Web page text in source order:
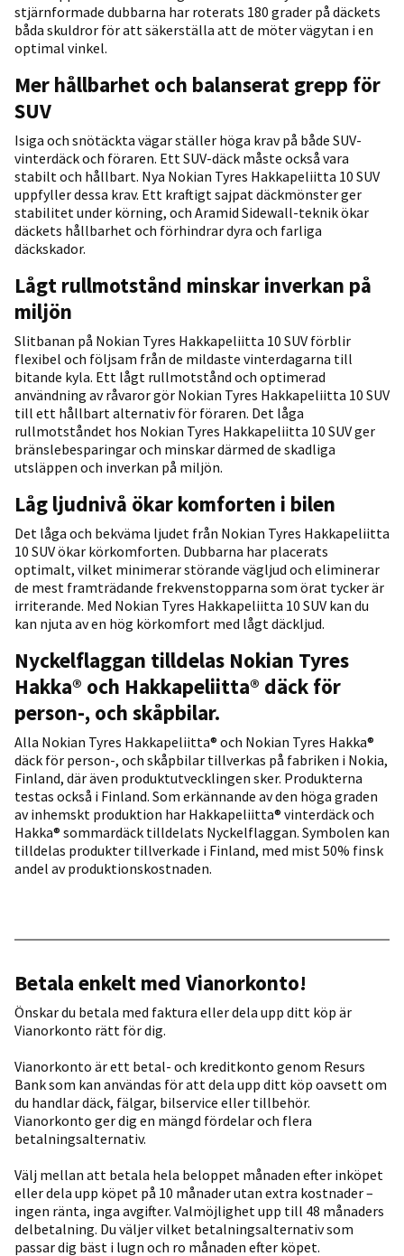
stjärnformade dubbarna har roterats 180 grader på däckets
båda skuldror för att säkerställa att de möter vägytan i en
optimal vinkel.
Mer hållbarhet och balanserat grepp för
SUV
Isiga och snötäckta vägar ställer höga krav på både SUV-
vinterdäck och föraren. Ett SUV-däck måste också vara
stabilt och hållbart. Nya Nokian Tyres Hakkapeliitta 10 SUV
uppfyller dessa krav. Ett kraftigt sajpat däckmönster ger
stabilitet under körning, och Aramid Sidewall-teknik ökar
däckets hållbarhet och förhindrar dyra och farliga
däckskador.
Lågt rullmotstånd minskar inverkan på
miljön
Slitbanan på Nokian Tyres Hakkapeliitta 10 SUV förblir
flexibel och följsam från de mildaste vinterdagarna till
bitande kyla. Ett lågt rullmotstånd och optimerad
användning av råvaror gör Nokian Tyres Hakkapeliitta 10 SUV
till ett hållbart alternativ för föraren. Det låga
rullmotståndet hos Nokian Tyres Hakkapeliitta 10 SUV ger
bränslebesparingar och minskar därmed de skadliga
utsläppen och inverkan på miljön.
Låg ljudnivå ökar komforten i bilen
Det låga och bekväma ljudet från Nokian Tyres Hakkapeliitta
10 SUV ökar körkomforten. Dubbarna har placerats
optimalt, vilket minimerar störande vägljud och eliminerar
de mest framträdande frekvenstopparna som örat tycker är
irriterande. Med Nokian Tyres Hakkapeliitta 10 SUV kan du
kan njuta av en hög körkomfort med lågt däckljud.
Nyckelflaggan tilldelas Nokian Tyres
Hakka® och Hakkapeliitta® däck för
person-, och skåpbilar.
Alla Nokian Tyres Hakkapeliitta® och Nokian Tyres Hakka®
däck för person-, och skåpbilar tillverkas på fabriken i Nokia,
Finland, där även produktutvecklingen sker. Produkterna
testas också i Finland. Som erkännande av den höga graden
av inhemskt produktion har Hakkapeliitta® vinterdäck och
Hakka® sommardäck tilldelats Nyckelflaggan. Symbolen kan
tilldelas produkter tillverkade i Finland, med mist 50% finsk
andel av produktionskostnaden.
Betala enkelt med Vianorkonto!
Önskar du betala med faktura eller dela upp ditt köp är
Vianorkonto rätt för dig.
Vianorkonto är ett betal- och kreditkonto genom Resurs
Bank som kan användas för att dela upp ditt köp oavsett om
du handlar däck, fälgar, bilservice eller tillbehör.
Vianorkonto ger dig en mängd fördelar och flera
betalningsalternativ.
Välj mellan att betala hela beloppet månaden efter inköpet
eller dela upp köpet på 10 månader utan extra kostnader –
ingen ränta, inga avgifter. Valmöjlighet upp till 48 månaders
delbetalning. Du väljer vilket betalningsalternativ som
passar dig bäst i lugn och ro månaden efter köpet.